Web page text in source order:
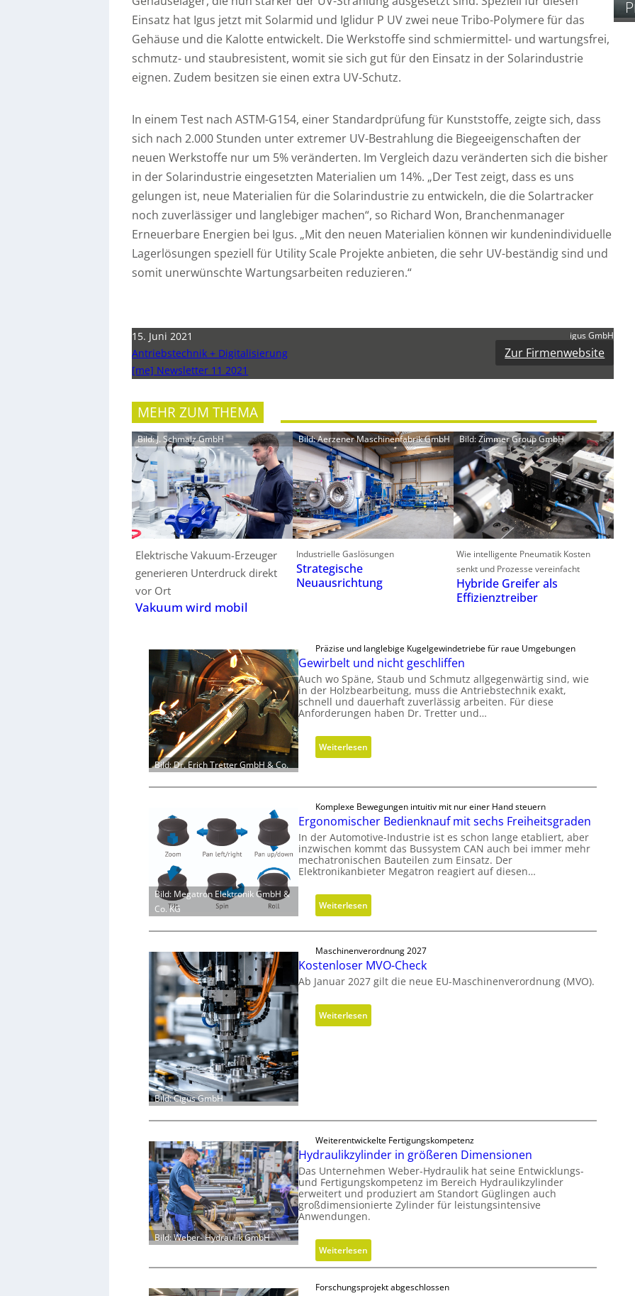
Einsatz hat Igus jetzt mit Solarmid und Iglidur P UV zwei neue Tribo-Polymere für das
Gehäuse und die Kalotte entwickelt. Die Werkstoffe sind schmiermittel- und wartungsfrei,
schmutz- und staubresistent, womit sie sich gut für den Einsatz in der Solarindustrie
eignen. Zudem besitzen sie einen extra UV-Schutz.
In einem Test nach ASTM-G154, einer Standardprüfung für Kunststoffe, zeigte sich, dass
sich nach 2.000 Stunden unter extremer UV-Bestrahlung die Biegeeigenschaften der
neuen Werkstoffe nur um 5% veränderten. Im Vergleich dazu veränderten sich die bisher
in der Solarindustrie eingesetzten Materialien um 14%. „Der Test zeigt, dass es uns
gelungen ist, neue Materialien für die Solarindustrie zu entwickeln, die die Solartracker
noch zuverlässiger und langlebiger machen“, so Richard Won, Branchenmanager
Erneuerbare Energien bei Igus. „Mit den neuen Materialien können wir kundenindividuelle
Lagerlösungen speziell für Utility Scale Projekte anbieten, die sehr UV-beständig sind und
somit unerwünschte Wartungsarbeiten reduzieren.“
15. Juni 2021
Antriebstechnik + Digitalisierung
[me] Newsletter 11 2021
igus GmbH
Zur Firmenwebsite
MEHR ZUM THEMA
Bild: J. Schmalz GmbH
Elektrische Vakuum-Erzeuger
generieren Unterdruck direkt
vor Ort
Vakuum wird mobil
Bild: Aerzener Maschinenfabrik GmbH
Industrielle Gaslösungen
Strategische
Neuausrichtung
Bild: Zimmer Group GmbH
Wie intelligente Pneumatik Kosten
senkt und Prozesse vereinfacht
Hybride Greifer als
Effizienztreiber
Bild: Dr. Erich Tretter GmbH & Co.
Präzise und langlebige Kugelgewindetriebe für raue Umgebungen
Gewirbelt und nicht geschliffen
Auch wo Späne, Staub und Schmutz allgegenwärtig sind, wie
in der Holzbearbeitung, muss die Antriebstechnik exakt,
schnell und dauerhaft zuverlässig arbeiten. Für diese
Anforderungen haben Dr. Tretter und…
Weiterlesen:
G
w
i
r
b
e
l
u
n
i
c
h
g
e
f
f
Bild: Megatron Elektronik GmbH &
Co. KG
Komplexe Bewegungen intuitiv mit nur einer Hand steuern
Ergonomischer Bedienknauf mit sechs Freiheitsgraden
In der Automotive-Industrie ist es schon lange etabliert, aber
inzwischen kommt das Bussystem CAN auch bei immer mehr
mechatronischen Bauteilen zum Einsatz. Der
Elektronikanbieter Megatron reagiert auf diesen…
Weiterlesen:
E
r
g
o
n
m
i
d
i
e
n
k
n
u
f
i
Bild: Cigus GmbH
Maschinenverordnung 2027
Kostenloser MVO-Check
Ab Januar 2027 gilt die neue EU-Maschinenverordnung (MVO).
Weiterlesen:
K
l
r
M
V
O
-
C
h
Bild: Weber- Hydraulik GmbH
Weiterentwickelte Fertigungskompetenz
Hydraulikzylinder in größeren Dimensionen
Das Unternehmen Weber-Hydraulik hat seine Entwicklungs-
und Fertigungskompetenz im Bereich Hydraulikzylinder
erweitert und produziert am Standort Güglingen auch
großdimensionierte Zylinder für leistungsintensive
Anwendungen.
Weiterlesen:
H
Forschungsprojekt abgeschlossen